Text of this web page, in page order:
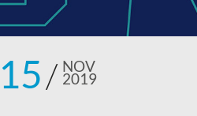
15 NOV
2019